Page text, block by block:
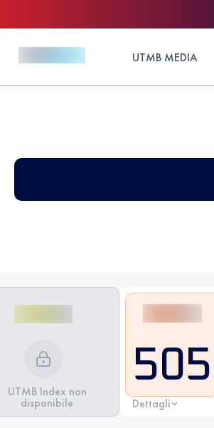
UTMB MEDIA
UTMB Index non
disponibile
505
Dettagli